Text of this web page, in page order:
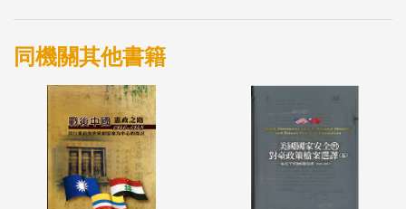
同機關其他書籍